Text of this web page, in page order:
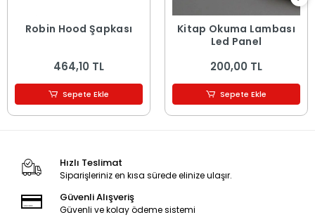
Robin Hood Şapkası
464,10 TL
Sepete Ekle
Kitap Okuma Lambası
Led Panel
200,00 TL
Sepete Ekle
Hızlı Teslimat
Siparişleriniz en kısa sürede elinize ulaşır.
Güvenli Alışveriş
Güvenli ve kolay ödeme sistemi